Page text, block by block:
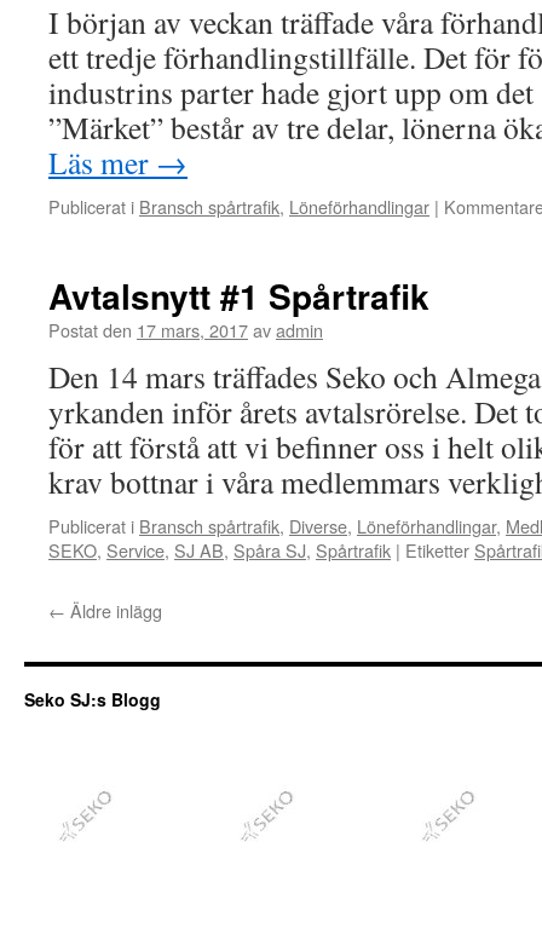
I början av veckan träffade våra
ett tredje förhandlingstillfälle. Det för
industrins parter hade gjort upp om det
”Märket” består av tre delar, lönerna
Läs mer →
Publicerat i Bransch spårtrafik, Löneförhandlingar |
Avtalsnytt #1 Spårtrafik
Postat den 17 mars, 2017avadmin
Den 14 mars träffades Seko och
yrkanden inför årets avtalsrörelse. Det
för att förstå att vi befinner oss i helt
krav bottnar i våra medlemmars
Publicerat i Bransch spårtrafik, Diverse, Löneförhandlingar,
SEKO, Service, SJ AB, Spåra SJ, Spårtrafik | Etiketter
← Äldre inlägg
Seko SJ:s Blogg